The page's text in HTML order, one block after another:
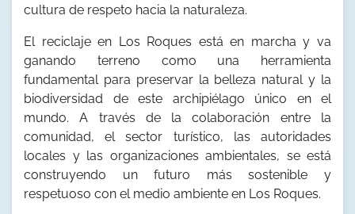
cultura de respeto hacia la naturaleza.
El reciclaje en Los Roques está en marcha y va
ganando terreno como una herramienta
fundamental para preservar la belleza natural y la
biodiversidad de este archipiélago único en el
mundo. A través de la colaboración entre la
comunidad, el sector turístico, las autoridades
locales y las organizaciones ambientales, se está
construyendo un futuro más sostenible y
respetuoso con el medio ambiente en Los Roques.